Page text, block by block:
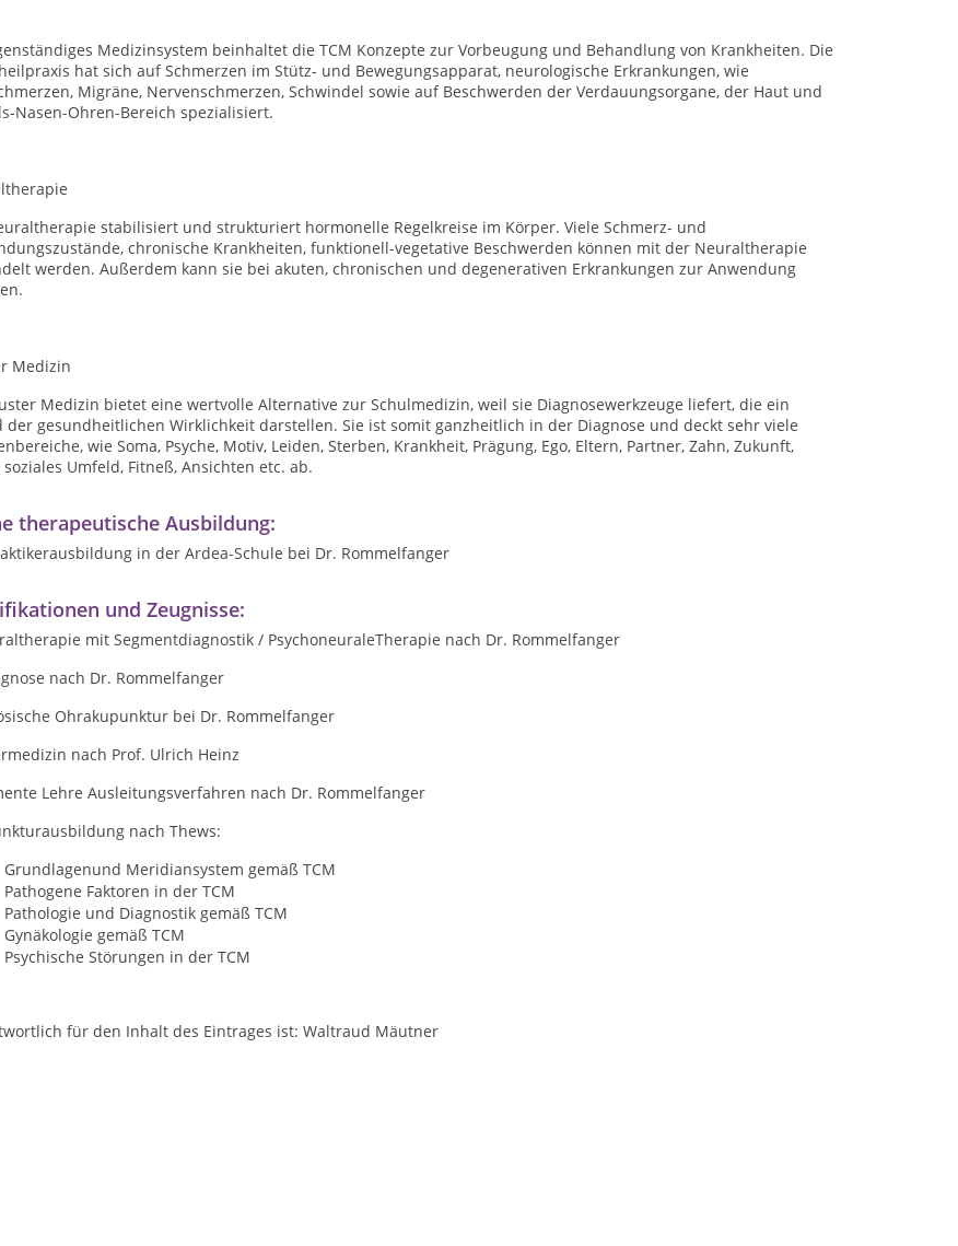
Medizinsystem beinhaltet die TCM Konzepte zur Vorbeugung und Behandlung von Krankheiten. Die
hat sich auf Schmerzen im Stütz- und Bewegungsapparat, neurologische Erkrankungen, wie
Migräne, Nervenschmerzen, Schwindel sowie auf Beschwerden der Verdauungsorgane, der Haut und
Nasen-Ohren-Bereich spezialisiert.
stabilisiert und strukturiert hormonelle Regelkreise im Körper. Viele Schmerz- und
chronische Krankheiten, funktionell-vegetative Beschwerden können mit der Neuraltherapie
werden. Außerdem kann sie bei akuten, chronischen und degenerativen Erkrankungen zur Anwendung
Medizin
Medizin bietet eine wertvolle Alternative zur Schulmedizin, weil sie Diagnosewerkzeuge liefert, die ein
der gesundheitlichen Wirklichkeit darstellen. Sie ist somit ganzheitlich in der Diagnose und deckt sehr viele
wie Soma, Psyche, Motiv, Leiden, Sterben, Krankheit, Prägung, Ego, Eltern, Partner, Zahn, Zukunft,
soziales Umfeld, Fitneß, Ansichten etc. ab.
therapeutische Ausbildung:
in der Ardea-Schule bei Dr. Rommelfanger
und Zeugnisse:
mit Segmentdiagnostik / PsychoneuraleTherapie nach Dr. Rommelfanger
nach Dr. Rommelfanger
Ohrakupunktur bei Dr. Rommelfanger
nach Prof. Ulrich Heinz
Lehre Ausleitungsverfahren nach Dr. Rommelfanger
nach Thews:
Meridiansystem gemäß TCM
Faktoren in der TCM
und Diagnostik gemäß TCM
gemäß TCM
Störungen in der TCM
für den Inhalt des Eintrages ist: Waltraud Mäutner